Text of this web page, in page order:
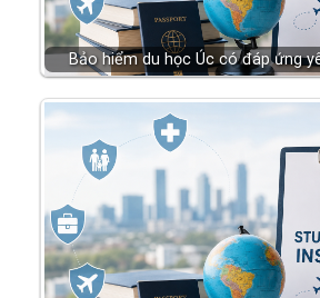
Bảo hiểm du học Úc có đáp ứng